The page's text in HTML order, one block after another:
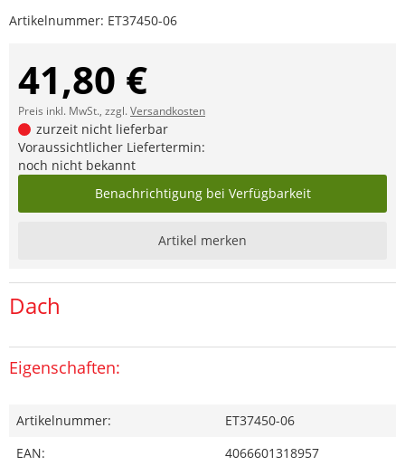
Artikelnummer: ET37450-06
41,80 €
Preis inkl. MwSt., zzgl.Versandkosten
zurzeit nicht lieferbar
Voraussichtlicher Liefertermin:
noch nicht bekannt
Benachrichtigung bei Verfügbarkeit
Artikel merken
Dach
Eigenschaften:
Artikelnummer:
ET37450-06
EAN:
4066601318957